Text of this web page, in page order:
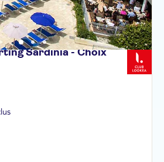
Sardinia - Choix